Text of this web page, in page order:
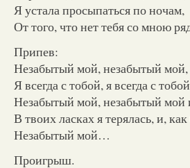
Я устала просыпаться по ночам,
От того, что нет тебя со мною
Припев:
Незабытый мой, незабытый
Я всегда с тобой, я всегда с
Незабытый мой, незабытый
В твоих ласках я терялась, и,
Незабытый мой…
Проигрыш.